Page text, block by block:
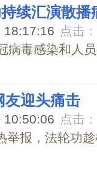
续汇演散播
18:17:16 点击：
病毒感染和人
友迎头痛击
10:50:06 点击：
举报，法轮功